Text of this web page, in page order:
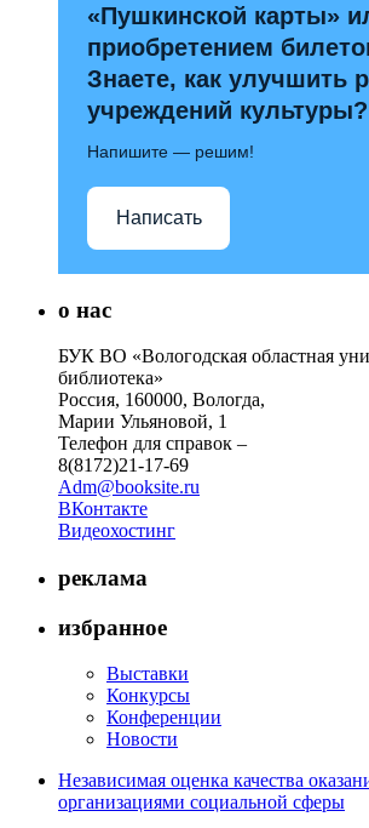
«Пушкинской карты»
приобретением
Знаете, как улучшить
учреждений культуры?
Напишите — решим!
Написать
о нас
БУК ВО «Вологодская областная
библиотека»
Россия, 160000, Вологда,
Марии Ульяновой, 1
Телефон для справок –
8(8172)21-17-69
Adm@booksite.ru
ВКонтакте
Видеохостинг
реклама
избранное
Выставки
Конкурсы
Конференции
Новости
Независимая оценка качества
организациями социальной сферы